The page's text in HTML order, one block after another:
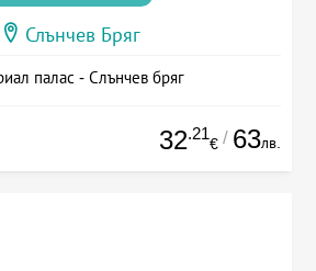
Слънчев Бряг
палас - Слънчев бряг
32.21
€ / 63лв.